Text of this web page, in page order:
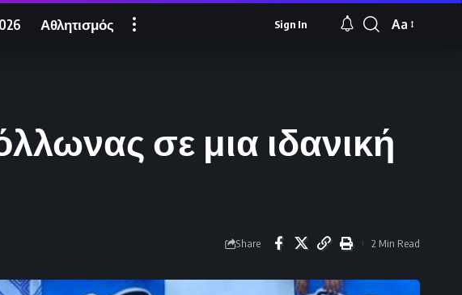
Αθλητισμός Sign In
Font
Aa
σε μια ιδανική
Share 2 Min Read